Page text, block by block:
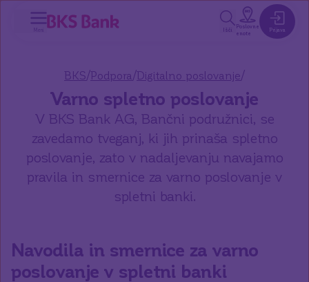
glavno vsebino
Meni Išči
Poslovne
enote
Prijava
BKS/Podpora /Digitalno poslovanje/
Varno spletno poslovanje
V BKS Bank AG, Bančni podružnici, se
zavedamo tveganj, ki jih prinaša spletno
poslovanje, zato v nadaljevanju navajamo
pravila in smernice za varno poslovanje v
spletni banki.
Navodila in smernice za varno
poslovanje v spletni banki